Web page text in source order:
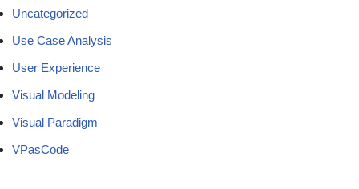
Uncategorized
Use Case Analysis
User Experience
Visual Modeling
Visual Paradigm
VPasCode